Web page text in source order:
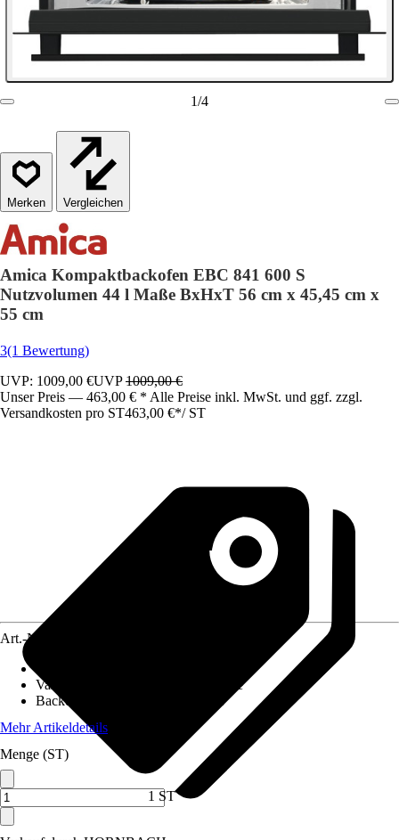
1/4
Vergleichen
Amica Kompaktbackofen EBC 841 600 S
Nutzvolumen 44 l Maße BxHxT 56 cm x 45,45 cm x
55 cm
3(1 Bewertung)
UVP: 1009,00 €UVP1009,00 €
Unser Preis — 463,00 € * Alle Preise inkl. MwSt. und ggf. zzgl.
Versandkosten pro ST463,00 €*/ ST
Art.-Nr.
Variante
Kombiofen mit Mikrowelle
Backofen-Funktionen
Unterhitze
Mehr Artikeldetails
Menge (ST)
1 ST